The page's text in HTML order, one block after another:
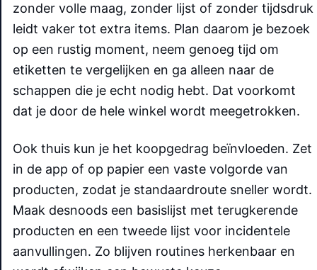
zonder volle maag, zonder lijst of zonder tijdsdruk
leidt vaker tot extra items. Plan daarom je bezoek
op een rustig moment, neem genoeg tijd om
etiketten te vergelijken en ga alleen naar de
schappen die je echt nodig hebt. Dat voorkomt
dat je door de hele winkel wordt meegetrokken.
Ook thuis kun je het koopgedrag beïnvloeden. Zet
in de app of op papier een vaste volgorde van
producten, zodat je standaardroute sneller wordt.
Maak desnoods een basislijst met terugkerende
producten en een tweede lijst voor incidentele
aanvullingen. Zo blijven routines herkenbaar en